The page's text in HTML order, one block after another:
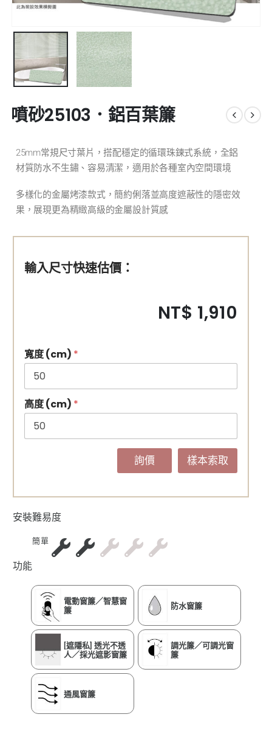
噴砂25103．鋁百葉簾
25mm常規尺寸葉片，搭配穩定的循環珠鍊式系統，全鋁
材質防水不生鏽、容易清潔，適用於各種室內空間環境
多樣化的金屬烤漆款式，簡約俐落並高度遮蔽性的隱密效
果，展現更為精緻高級的金屬設計質感
輸入尺寸快速估價：
NT$ 1,910
寬度 (cm) *
高度 (cm) *
詢價 樣本索取
安裝難易度
簡單
功能
電動窗簾／智慧窗
簾
防水窗簾
[遮隱私] 透光不透
人／採光遮影窗簾
調光簾／可調光窗
簾
通風窗簾